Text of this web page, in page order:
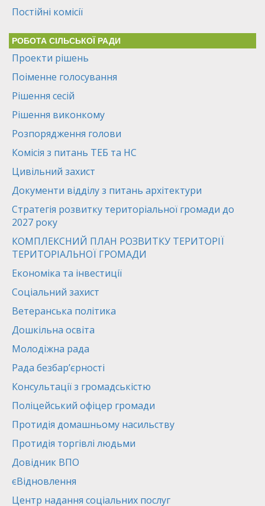
Постійні комісії
РОБОТА СІЛЬСЬКОЇ РАДИ
Проекти рішень
Поіменне голосування
Рішення сесій
Рішення виконкому
Розпорядження голови
Комісія з питань ТЕБ та НС
Цивільний захист
Документи відділу з питань архітектури
Стратегія розвитку територіальної громади до
2027 року
КОМПЛЕКСНИЙ ПЛАН РОЗВИТКУ ТЕРИТОРІЇ
ТЕРИТОРІАЛЬНОЇ ГРОМАДИ
Економіка та інвестиції
Соціальний захист
Ветеранська політика
Дошкільна освіта
Молодіжна рада
Рада безбар’єрності
Консультації з громадськістю
Поліцейський офіцер громади
Протидія домашньому насильству
Протидія торгівлі людьми
Довідник ВПО
єВідновлення
Центр надання соціальних послуг